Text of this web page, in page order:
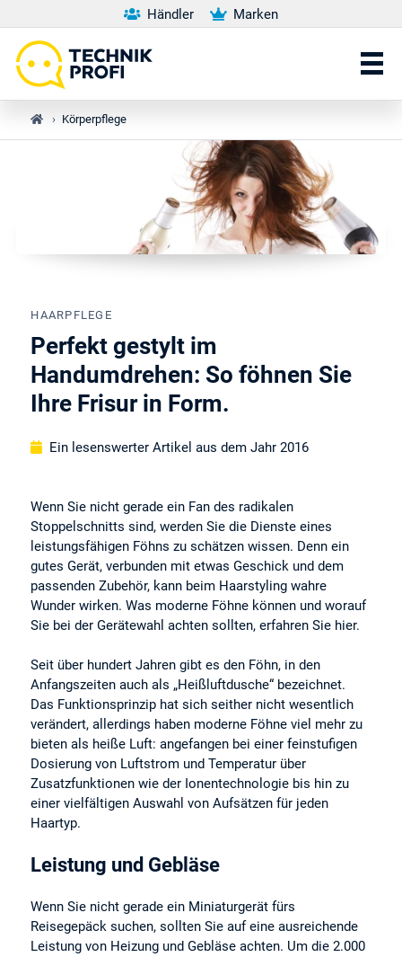
Händler Marken
› Körperpflege
HAARPFLEGE
Perfekt gestylt im
Handumdrehen: So föhnen Sie
Ihre Frisur in Form.
Ein lesenswerter Artikel aus dem Jahr 2016
Wenn Sie nicht gerade ein Fan des radikalen
Stoppelschnitts sind, werden Sie die Dienste eines
leistungsfähigen Föhns zu schätzen wissen. Denn ein
gutes Gerät, verbunden mit etwas Geschick und dem
passenden Zubehör, kann beim Haarstyling wahre
Wunder wirken. Was moderne Föhne können und worauf
Sie bei der Gerätewahl achten sollten, erfahren Sie hier.
Seit über hundert Jahren gibt es den Föhn, in den
Anfangszeiten auch als „Heißluftdusche“ bezeichnet.
Das Funktionsprinzip hat sich seither nicht wesentlich
verändert, allerdings haben moderne Föhne viel mehr zu
bieten als heiße Luft: angefangen bei einer feinstufigen
Dosierung von Luftstrom und Temperatur über
Zusatzfunktionen wie der Ionentechnologie bis hin zu
einer vielfältigen Auswahl von Aufsätzen für jeden
Haartyp.
Leistung und Gebläse
Wenn Sie nicht gerade ein Miniaturgerät fürs
Reisegepäck suchen, sollten Sie auf eine ausreichende
Leistung von Heizung und Gebläse achten. Um die 2.000